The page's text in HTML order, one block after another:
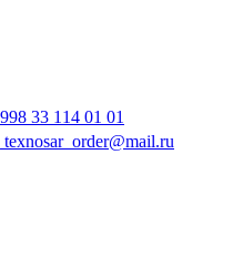
33 114 01 01
texnosar_order@mail.ru